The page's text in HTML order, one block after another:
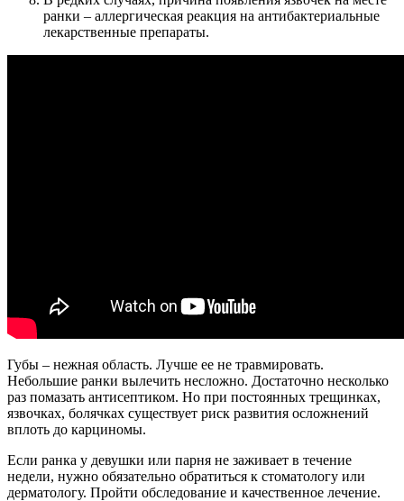
ранки – аллергическая реакция на антибактериальные
лекарственные препараты.
Губы – нежная область. Лучше ее не травмировать.
Небольшие ранки вылечить несложно. Достаточно несколько
раз помазать антисептиком. Но при постоянных трещинках,
язвочках, болячках существует риск развития осложнений
вплоть до карциномы.
Если ранка у девушки или парня не заживает в течение
недели, нужно обязательно обратиться к стоматологу или
дерматологу. Пройти обследование и качественное лечение.